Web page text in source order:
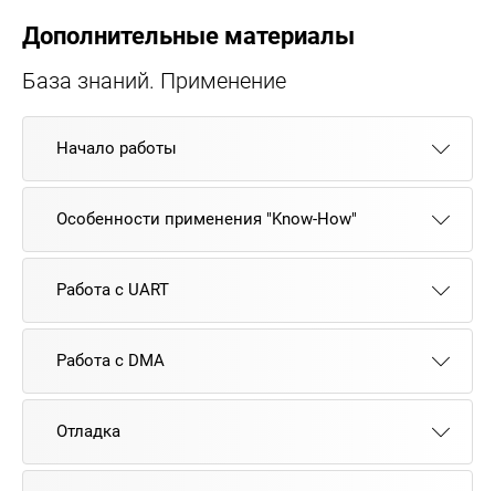
Дополнительные материалы
База знаний. Применение
Начало работы
Особенности применения "Know-How"
Работа с UART
Работа с DMA
Отладка